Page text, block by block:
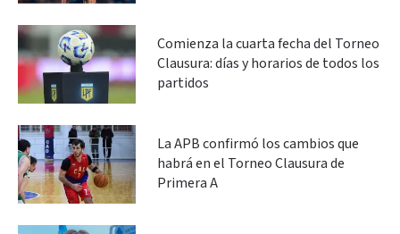
Comienza la cuarta fecha del Torneo
Clausura: días y horarios de todos los
partidos
La APB confirmó los cambios que
habrá en el Torneo Clausura de
Primera A